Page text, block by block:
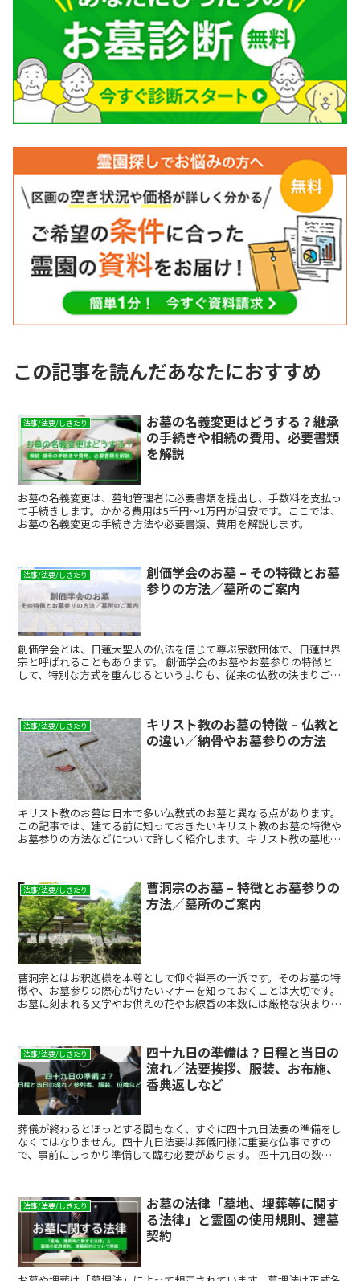
この記事を読んだあなたにおすすめ
法事/法要/しきたり
お墓の名義変更はどうする？継承
の手続きや相続の費用、必要書類
を解説
お墓の名義変更は、墓地管理者に必要書類を提出し、手数料を支払っ
て手続きします。かかる費用は5千円〜1万円が目安です。ここでは、
お墓の名義変更の手続き方法や必要書類、費用を解説します。
法事/法要/しきたり
創価学会のお墓 – その特徴とお墓
参りの方法／墓所のご案内
創価学会とは、日蓮大聖人の仏法を信じて尊ぶ宗教団体で、日蓮世界
宗と呼ばれることもあります。 創価学会のお墓やお墓参りの特徴と
して、特別な方式を重んじるというよりも、従来の仏教の決まりごと
価学会のお墓の特徴や、お墓参りについて紹介します。
法事/法要/しきたり
キリスト教のお墓の特徴 – 仏教と
の違い／納骨やお墓参りの方法
キリスト教のお墓は日本で多い仏教式のお墓と異なる点があります。
この記事では、建てる前に知っておきたいキリスト教のお墓の特徴や
お墓参りの方法などについて詳しく紹介します。キリスト教の墓地や
法事/法要/しきたり
曹洞宗のお墓 – 特徴とお墓参りの
方法／墓所のご案内
曹洞宗とはお釈迦様を本尊として仰ぐ禅宗の一派です。そのお墓の特
徴や、お墓参りの際心がけたいマナーを知っておくことは大切です。
お墓に刻まれる文字やお供えの花やお線香の本数には厳格な決まりご
ます。
法事/法要/しきたり
四十九日の準備は？日程と当日の
流れ／法要挨拶、服装、お布施、
香典返しなど
葬儀が終わるとほっとする間もなく、すぐに四十九日法要の準備をし
なくてはなりません。四十九日法要は葬儀同様に重要な仏事ですの
で、事前にしっかり準備して臨む必要があります。 四十九日の数え
いでしょうか。位牌や仏壇の用意、僧侶に渡すお布施、招く人への案
内状、香典返し、お供えに対する引き出物など用意するものも多いた
め、早めの準備が肝要です。 ここでは、四十九日を迎えるに当た
り、施主が慌てないように、法事当日の流れに沿って知っておきたい
事柄をご説明いたします。
法事/法要/しきたり
お墓の法律「墓地、埋葬等に関す
る法律」と霊園の使用規則、建墓
契約